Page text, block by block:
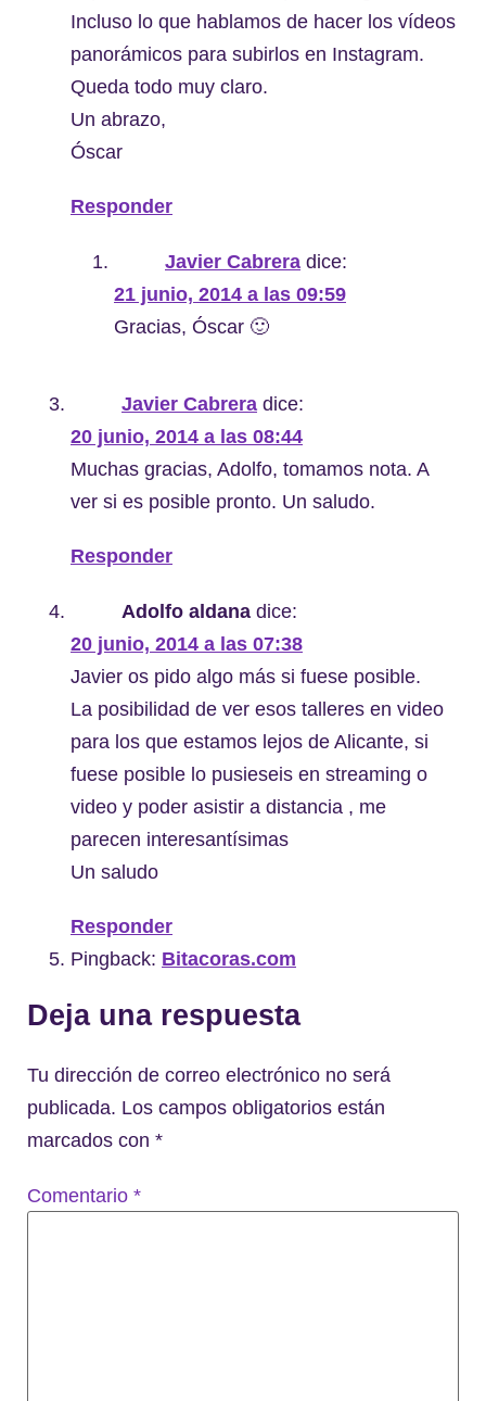
Incluso lo que hablamos de hacer los vídeos
panorámicos para subirlos en Instagram.
Queda todo muy claro.
Un abrazo,
Óscar
Responder
Javier Cabrera dice:
21 junio, 2014 a las 09:59
Gracias, Óscar 🙂
Javier Cabrera dice:
20 junio, 2014 a las 08:44
Muchas gracias, Adolfo, tomamos nota. A
ver si es posible pronto. Un saludo.
Responder
Adolfo aldana dice:
20 junio, 2014 a las 07:38
Javier os pido algo más si fuese posible.
La posibilidad de ver esos talleres en video
para los que estamos lejos de Alicante, si
fuese posible lo pusieseis en streaming o
video y poder asistir a distancia , me
parecen interesantísimas
Un saludo
Responder
Pingback: Bitacoras.com
Deja una respuesta
Tu dirección de correo electrónico no será
publicada. Los campos obligatorios están
marcados con *
Comentario *